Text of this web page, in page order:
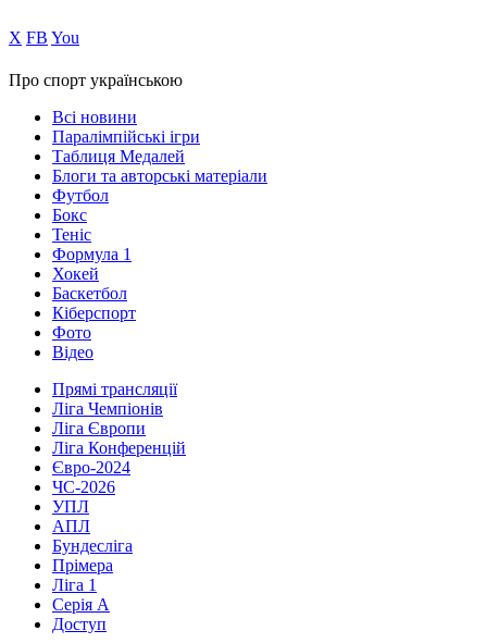
Х FB You
Про спорт українською
Всі новини
Паралімпійські ігри
Таблиця Медалей
Блоги та авторські матеріали
Футбол
Бокс
Теніс
Формула 1
Хокей
Баскетбол
Кіберспорт
Фото
Відео
Прямі трансляції
Ліга Чемпіонів
Ліга Європи
Ліга Конференцій
Євро-2024
ЧС-2026
УПЛ
АПЛ
Бундесліга
Прімера
Ліга 1
Серія А
Доступ